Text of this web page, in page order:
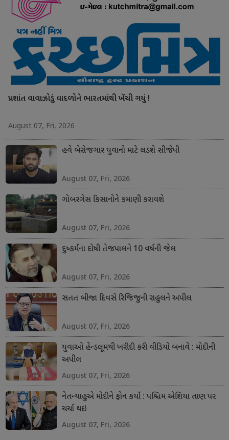
પ્રશાંત વાવાઝોડું વાદળોને ભારતમાંથી ખેંચી ગયું !
August 07, Fri, 2026
હવે બેરોજગાર યુવાનો માટે લડશે સીજેપી
August 07, Fri, 2026
ગોબરગેસ કિસાનોને કમાણી કરાવશે
August 07, Fri, 2026
દુષ્કર્મના દોષી તેજપાલને 10 વર્ષની જેલ
August 07, Fri, 2026
સતત બીજા દિવસે રિજિજુની રાહુલને અપીલ
August 07, Fri, 2026
યુવાઓ હેન્ડલૂમથી ખરીદી કરી વીડિયો બનાવે : મોદીની
અપીલ
August 07, Fri, 2026
નેતન્યાહુએ મોદીને ફોન કર્યો : પશ્ચિમ એશિયા તાણ પર
ચર્ચા થઇ
August 07, Fri, 2026